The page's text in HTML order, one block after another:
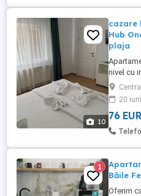
10
cazare
Hub
plaja
nivel cu
intim si
Bdul
accesul
aceasta
20
76
1
Băile
Oferim